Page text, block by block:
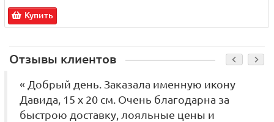
Купить
Отзывы клиентов
« Добрый день. Заказала именную икону
Давида, 15 х 20 см. Очень благодарна за
быстрою доставку, лояльные цены и